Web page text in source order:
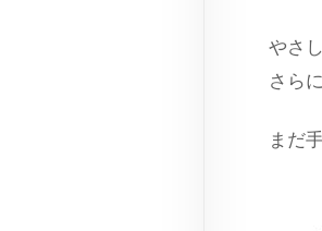
やさ
さら
まだ